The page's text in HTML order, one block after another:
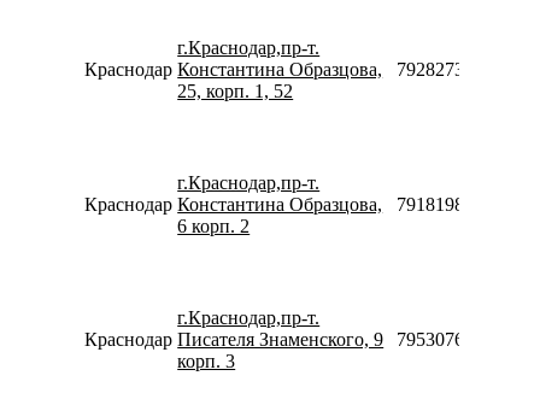
Краснодар
г.Краснодар,пр-т.
Константина Образцова,
25, корп. 1, 52
79282738448
Краснодар
г.Краснодар,пр-т.
Константина Образцова,
6 корп. 2
79181981650
Краснодар
г.Краснодар,пр-т.
Писателя Знаменского, 9
корп. 3
79530763080